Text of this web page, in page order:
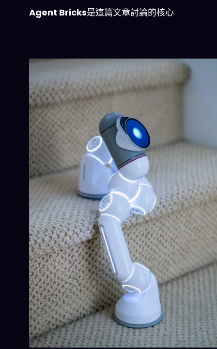
Agent Bricks是這篇文章討論的核心